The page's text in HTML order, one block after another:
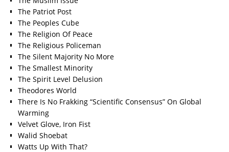
The Patriot Post
The Peoples Cube
The Religion Of Peace
The Religious Policeman
The Silent Majority No More
The Smallest Minority
The Spirit Level Delusion
Theodores World
There Is No Frakking “Scientific Consensus” On Global
Warming
Velvet Glove, Iron Fist
Walid Shoebat
Watts Up With That?